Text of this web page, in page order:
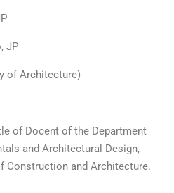
JP
of Architecture)
of Docent of the Department
and Architectural Design,
Construction and Architecture.